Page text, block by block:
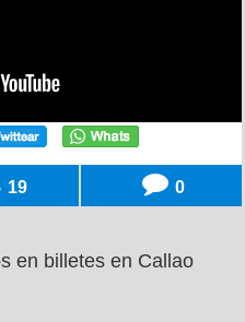
19 0
en billetes en Callao